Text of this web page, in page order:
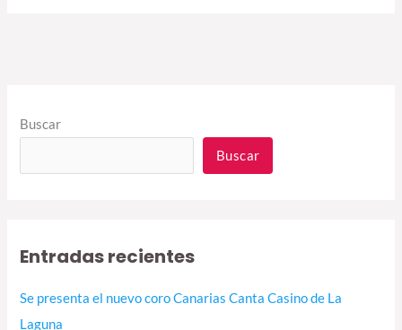
Buscar
Buscar
Entradas recientes
Se presenta el nuevo coro Canarias Canta Casino de La
Laguna